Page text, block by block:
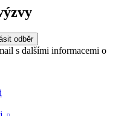
s dalšími informacemi o